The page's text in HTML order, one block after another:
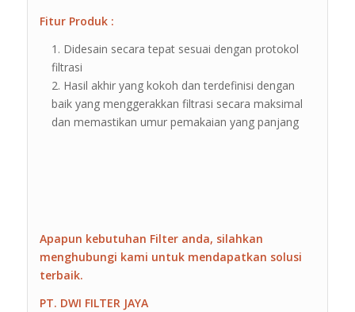
Fitur Produk :
Didesain secara tepat sesuai dengan protokol
filtrasi
Hasil akhir yang kokoh dan terdefinisi dengan
baik yang menggerakkan filtrasi secara maksimal
dan memastikan umur pemakaian yang panjang
Apapun kebutuhan Filter anda, silahkan
menghubungi kami untuk mendapatkan solusi
terbaik.
PT. DWI FILTER JAYA